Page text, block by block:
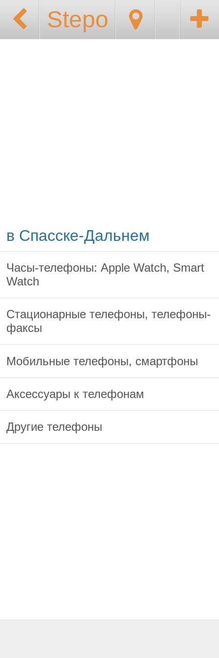
Stepo
в Спасске-Дальнем
Часы-телефоны: Apple Watch, Smart
Watch
Стационарные телефоны, телефоны-
факсы
Мобильные телефоны, смартфоны
Аксессуары к телефонам
Другие телефоны